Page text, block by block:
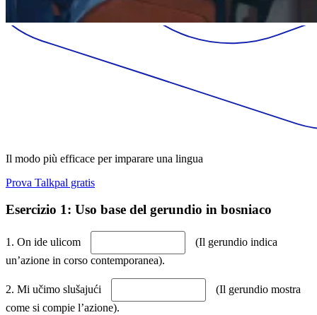
Il modo più efficace per imparare una lingua
Prova Talkpal gratis
Esercizio 1: Uso base del gerundio in bosniaco
1. On ide ulicom
(Il gerundio indica
un’azione in corso contemporanea).
2. Mi učimo slušajući
(Il gerundio mostra
come si compie l’azione).